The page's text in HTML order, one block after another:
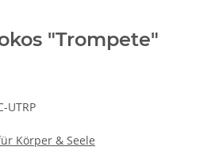
"Trompete"
UTRP
Körper & Seele